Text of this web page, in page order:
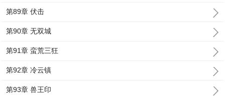
第89章 伏击
第90章 无双城
第91章 蛮荒三狂
第92章 冷云镇
第93章 兽王印